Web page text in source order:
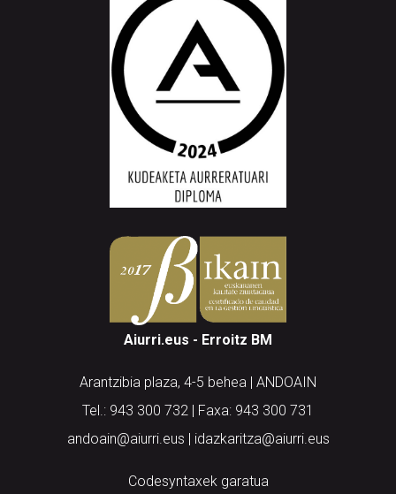
Aiurri.eus - Erroitz BM
Arantzibia plaza, 4-5 behea | ANDOAIN
Tel.: 943 300 732 | Faxa: 943 300 731
andoain@aiurri.eus | idazkaritza@aiurri.eus
Codesyntaxek garatua